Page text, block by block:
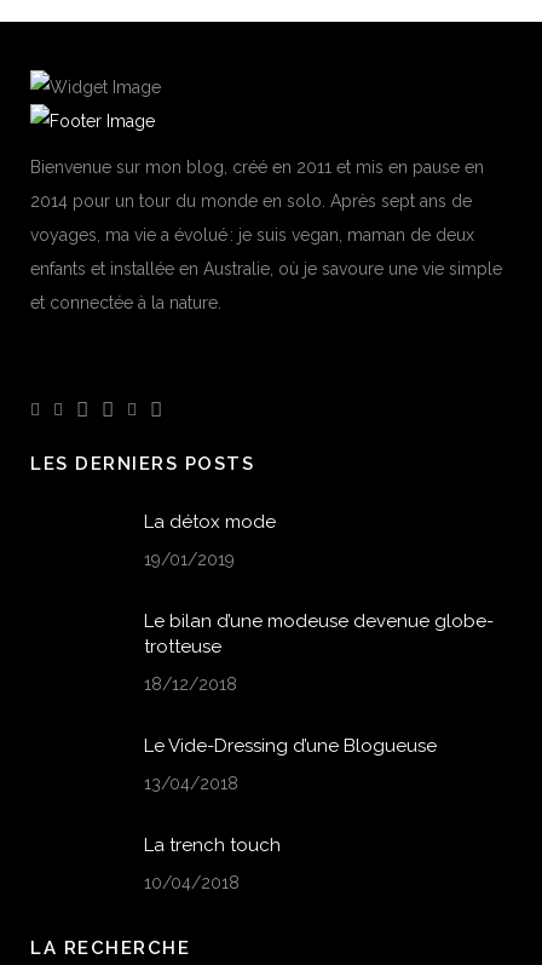
Bienvenue sur mon blog, créé en 2011 et mis en pause en
2014 pour un tour du monde en solo. Après sept ans de
voyages, ma vie a évolué : je suis vegan, maman de deux
enfants et installée en Australie, où je savoure une vie simple
et connectée à la nature.
LES DERNIERS POSTS
La détox mode
19/01/2019
Le bilan d’une modeuse devenue globe-
trotteuse
18/12/2018
Le Vide-Dressing d’une Blogueuse
13/04/2018
La trench touch
10/04/2018
LA RECHERCHE